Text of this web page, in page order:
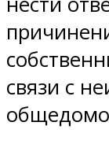
связи с